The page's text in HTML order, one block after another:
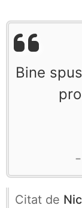
Bine
Citat de